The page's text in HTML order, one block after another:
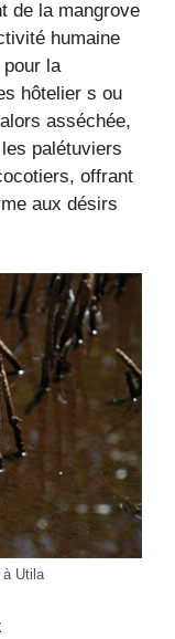
de la mangrove
humaine
la
hôtelier s ou
asséchée,
palétuviers
offrant
aux désirs
à Utila